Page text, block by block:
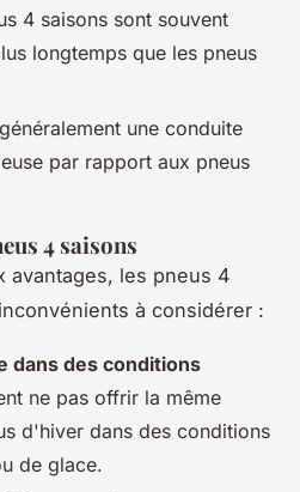
4 saisons sont souvent
longtemps que les pneus
une conduite
par rapport aux pneus
4 saisons
avantages, les pneus 4
à considérer :
dans des conditions
ne pas offrir la même
d'hiver dans des conditions
de glace.